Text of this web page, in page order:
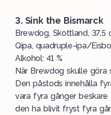
3. Sink the Bismarck
Brewdog, Skottland, 37,5
Qipa, quadruple-ipa/
Alkohol: 41 %
När Brewdog skulle
Den påstods innehålla
vara fyra gånger beskare
den ha blivit fryst fyra